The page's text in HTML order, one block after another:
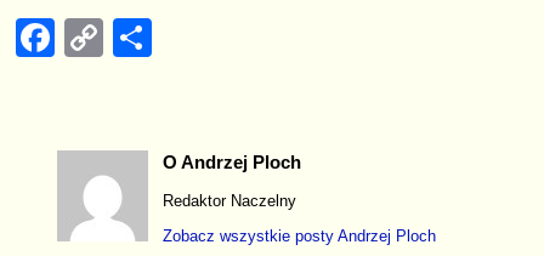
F
e
o
C
y
Li
n
e
O Andrzej Ploch
Redaktor Naczelny
Zobacz wszystkie postyAndrzej Ploch